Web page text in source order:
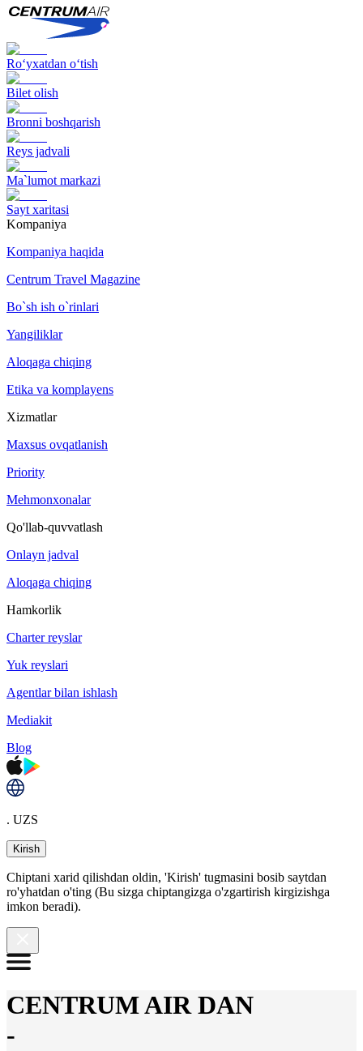
Ro‘yxatdan o‘tish
Bilet olish
Bronni boshqarish
Reys jadvali
Ma`lumot markazi
Sayt xaritasi
Kompaniya
Kompaniya haqida
Centrum Travel Magazine
Bo`sh ish o`rinlari
Yangiliklar
Aloqaga chiqing
Etika va komplayens
Xizmatlar
Maxsus ovqatlanish
Priority
Mehmonxonalar
Qo'llab-quvvatlash
Onlayn jadval
Aloqaga chiqing
Hamkorlik
Charter reyslar
Yuk reyslari
Agentlar bilan ishlash
Mediakit
Blog
. UZS
Kirish
Chiptani xarid qilishdan oldin, 'Kirish' tugmasini bosib saytdan
ro'yhatdan o'ting (Bu sizga chiptangizga o'zgartirish kirgizishga
imkon beradi).
CENTRUM AIR DAN
-